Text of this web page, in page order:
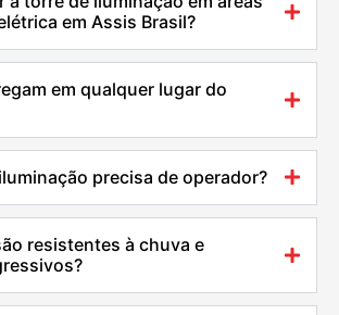
em Assis Brasil?
em qualquer lugar do
precisa de operador?
resistentes à chuva e